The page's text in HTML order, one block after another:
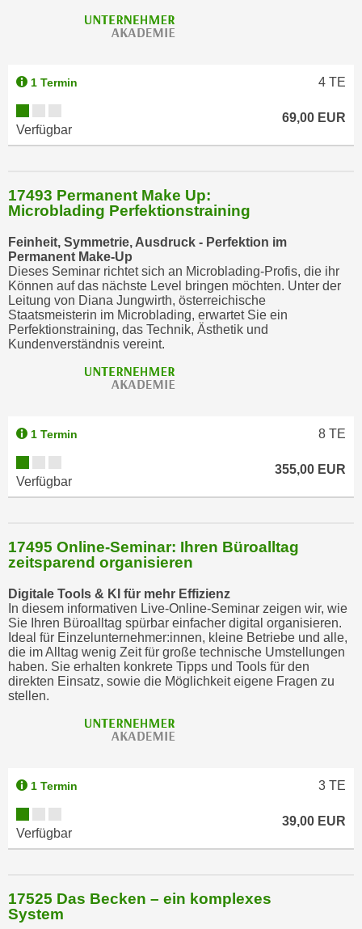
1 Termin 4 TE
Verfügbar
69,00 EUR
17493 Permanent Make Up:
Microblading Perfektionstraining
Feinheit, Symmetrie, Ausdruck - Perfektion im
Permanent Make-Up
Dieses Seminar richtet sich an Microblading-Profis, die ihr
Können auf das nächste Level bringen möchten. Unter der
Leitung von Diana Jungwirth, österreichische
Staatsmeisterin im Microblading, erwartet Sie ein
Perfektionstraining, das Technik, Ästhetik und
Kundenverständnis vereint.
1 Termin 8 TE
Verfügbar
355,00 EUR
17495 Online-Seminar: Ihren Büroalltag
zeitsparend organisieren
Digitale Tools & KI für mehr Effizienz
In diesem informativen Live-Online-Seminar zeigen wir, wie
Sie Ihren Büroalltag spürbar einfacher digital organisieren.
Ideal für Einzelunternehmer:innen, kleine Betriebe und alle,
die im Alltag wenig Zeit für große technische Umstellungen
haben. Sie erhalten konkrete Tipps und Tools für den
direkten Einsatz, sowie die Möglichkeit eigene Fragen zu
stellen.
1 Termin 3 TE
Verfügbar
39,00 EUR
17525 Das Becken – ein komplexes
System